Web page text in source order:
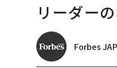
リーダー
Forbes